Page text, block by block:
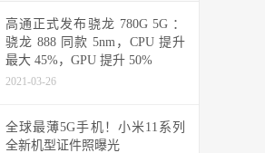
高通正式发布骁龙 780G 5G ：
骁龙 888 同款 5nm，CPU 提升
最大 45%，GPU 提升 50%
2021-03-26
全球最薄5G手机！小米11系列
全新机型证件照曝光